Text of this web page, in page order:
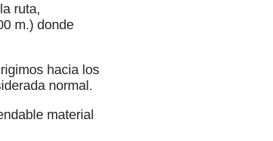
ruta,
m.) donde
hacia los
normal.
material